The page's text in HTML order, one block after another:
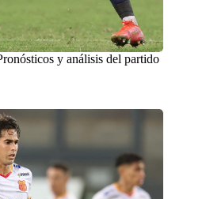
y análisis del partido